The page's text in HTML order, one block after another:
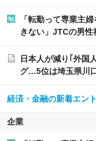
か純利益が2900億
「転勤って専業主
きない」JTCの男
転勤がなくなった
日本人が減り｢外国
グ…5位は埼玉県川
経済・金融の新着エン
企業